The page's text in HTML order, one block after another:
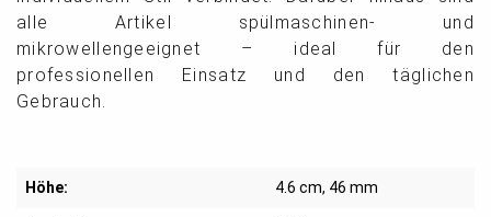
alle Artikel spülmaschinen- und
mikrowellengeeignet – ideal für den
professionellen Einsatz und den täglichen
Gebrauch.
Höhe: 4.6 cm, 46 mm